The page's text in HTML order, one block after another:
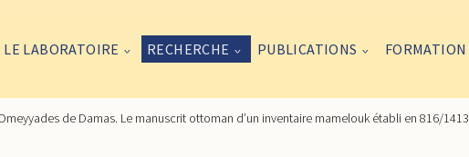
LE LABORATOIRE RECHERCHE PUBLICATIONS FORMATION
de Damas. Le manuscrit ottoman d’un inventaire mamelouk établi en 816/1413